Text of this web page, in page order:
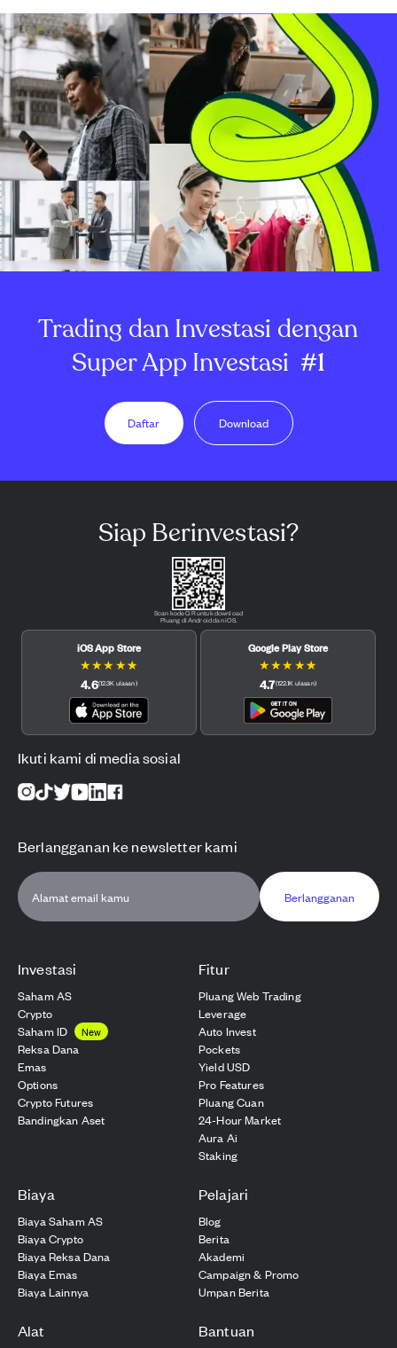
Trading dan Investasi dengan
Super App Investasi #1
Daftar Download
Investasi
Saham AS
Crypto
Saham ID
New
Reksa Dana
Emas
Options
Crypto Futures
Bandingkan Aset
Fitur
Pluang Web Trading
Leverage
Auto Invest
Pockets
Yield USD
Pro Features
Pluang Cuan
24-Hour Market
Aura Ai
Staking
Biaya
Biaya Saham AS
Biaya Crypto
Biaya Reksa Dana
Biaya Emas
Biaya Lainnya
Pelajari
Blog
Berita
Akademi
Campaign & Promo
Umpan Berita
Alat Bantuan
Siap Berinvestasi?
Scan kode QR untuk download
Pluang di Android dan iOS.
iOS App Store
★★★ ★★
4.6(12.3K ulasan)
Google Play Store
★★★ ★★
4.7(122.1K ulasan)
Ikuti kami di media sosial
Berlangganan ke newsletter kami
Berlangganan